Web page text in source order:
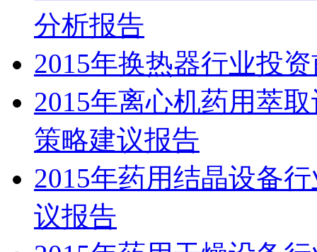
分析报告
2015年换热器行业投
2015年离心机药用萃
策略建议报告
2015年药用结晶设备
议报告